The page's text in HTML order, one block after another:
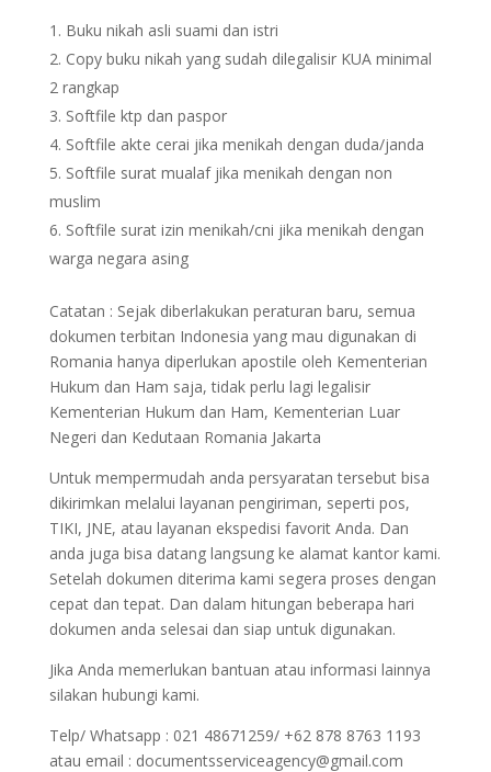
Buku nikah asli suami dan istri
Copy buku nikah yang sudah dilegalisir KUA minimal
2 rangkap
Softfile ktp dan paspor
Softfile akte cerai jika menikah dengan duda/janda
Softfile surat mualaf jika menikah dengan non
muslim
Softfile surat izin menikah/cni jika menikah dengan
warga negara asing
Catatan : Sejak diberlakukan peraturan baru, semua
dokumen terbitan Indonesia yang mau digunakan di
Romania hanya diperlukan apostile oleh Kementerian
Hukum dan Ham saja, tidak perlu lagi legalisir
Kementerian Hukum dan Ham, Kementerian Luar
Negeri dan Kedutaan Romania Jakarta
Untuk mempermudah anda persyaratan tersebut bisa
dikirimkan melalui layanan pengiriman, seperti pos,
TIKI, JNE, atau layanan ekspedisi favorit Anda. Dan
anda juga bisa datang langsung ke alamat kantor kami.
Setelah dokumen diterima kami segera proses dengan
cepat dan tepat. Dan dalam hitungan beberapa hari
dokumen anda selesai dan siap untuk digunakan.
Jika Anda memerlukan bantuan atau informasi lainnya
silakan hubungi kami.
Telp/ Whatsapp : 021 48671259/ +62 878 8763 1193
atau email : documentsserviceagency@gmail.com